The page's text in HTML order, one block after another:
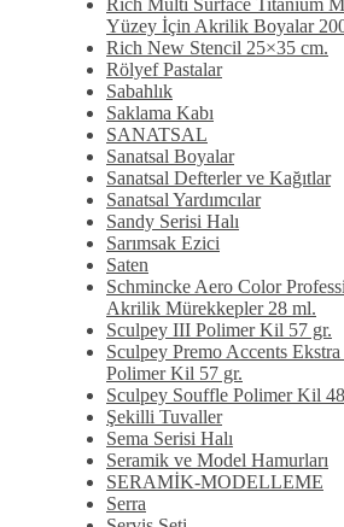
Yüzey İçin Akrilik Boyalar
Rich New Stencil 25×35 cm.
Rölyef Pastalar
Sabahlık
Saklama Kabı
SANATSAL
Sanatsal Boyalar
Sanatsal Defterler ve Kağıtlar
Sanatsal Yardımcılar
Sandy Serisi Halı
Sarımsak Ezici
Saten
Schmincke Aero Color
Akrilik Mürekkepler 28 ml.
Sculpey III Polimer Kil 57 gr.
Sculpey Premo Accents
Polimer Kil 57 gr.
Sculpey Souffle Polimer Kil
Şekilli Tuvaller
Sema Serisi Halı
Seramik ve Model Hamurları
SERAMİK-MODELLEME
Serra